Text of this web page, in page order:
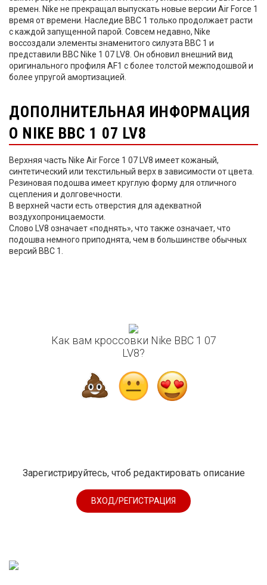
времен. Nike не прекращал выпускать новые версии Air Force 1
время от времени. Наследие ВВС 1 только продолжает расти
с каждой запущенной парой. Совсем недавно, Nike
воссоздали элементы знаменитого силуэта ВВС 1 и
представили ВВС Nike 1 07 LV8. Он обновил внешний вид
оригинального профиля AF1 с более толстой межподошвой и
более упругой амортизацией.
ДОПОЛНИТЕЛЬНАЯ ИНФОРМАЦИЯ
О NIKE ВВС 1 07 LV8
Верхняя часть Nike Air Force 1 07 LV8 имеет кожаный,
синтетический или текстильный верх в зависимости от цвета.
Резиновая подошва имеет круглую форму для отличного
сцепления и долговечности.
В верхней части есть отверстия для адекватной
воздухопроницаемости.
Слово LV8 означает «поднять», что также означает, что
подошва немного приподнята, чем в большинстве обычных
версий ВВС 1.
Как вам кроссовки Nike ВВС 1 07
LV8?
Зарегистрируйтесь, чтоб редактировать описание
ВХОД/РЕГИСТРАЦИЯ